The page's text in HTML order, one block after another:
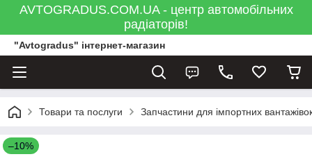
AVTOGRADUS.COM.UA - центр автомобільних
радіаторів!
"Avtogradus" інтернет-магазин
Товари та послуги Запчастини для імпортних
–10%